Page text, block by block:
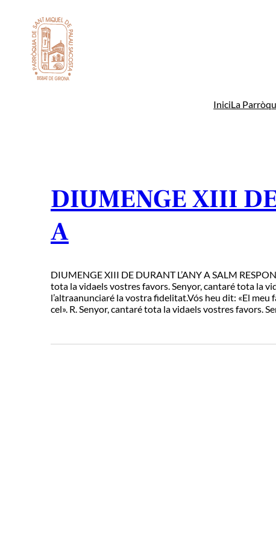
contingut
IniciLa
DIUMENGE XIII
A
DIUMENGE XIII DE DURANT L’ANY A SALM
tota la vidaels vostres favors. Senyor, cantaré tota la
l’altraanunciaré la vostra fidelitat.Vós heu dit: «El
cel». R. Senyor, cantaré tota la vidaels vostres favors.